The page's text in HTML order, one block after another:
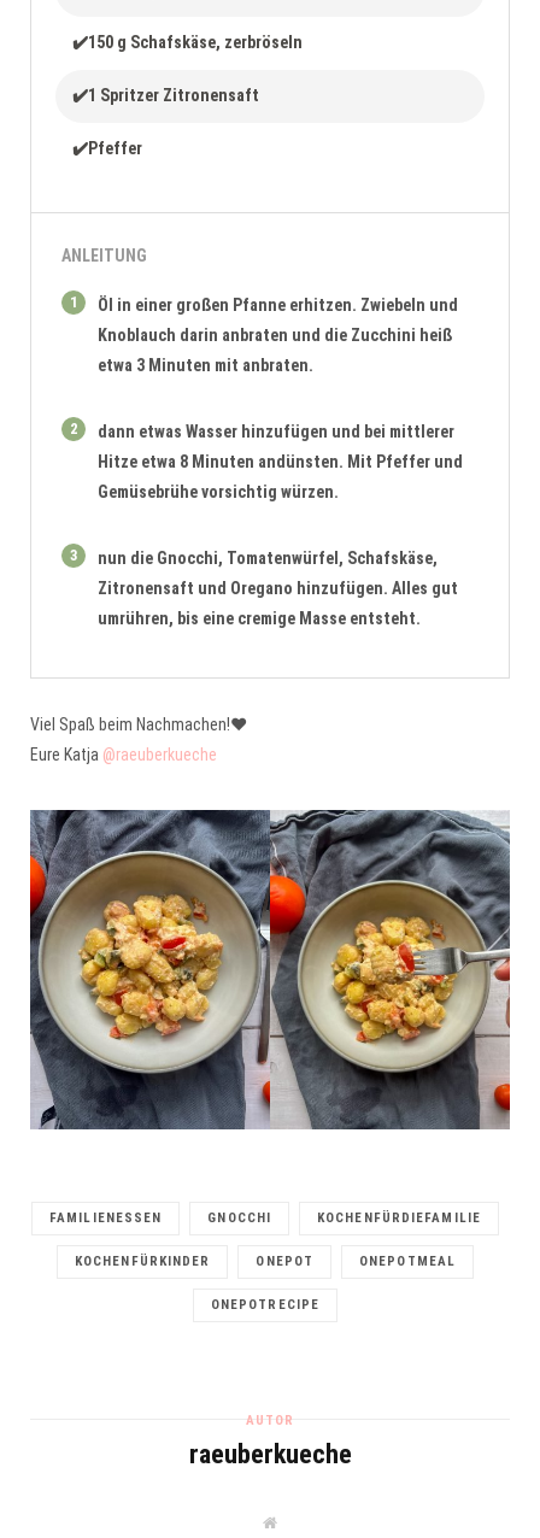
✔️150 g Schafskäse, zerbröseln
✔️1 Spritzer Zitronensaft
✔️Pfeffer
ANLEITUNG
1
Öl in einer großen Pfanne erhitzen. Zwiebeln und
Knoblauch darin anbraten und die Zucchini heiß
etwa 3 Minuten mit anbraten.
2
dann etwas Wasser hinzufügen und bei mittlerer
Hitze etwa 8 Minuten andünsten. Mit Pfeffer und
Gemüsebrühe vorsichtig würzen.
3
nun die Gnocchi, Tomatenwürfel, Schafskäse,
Zitronensaft und Oregano hinzufügen. Alles gut
umrühren, bis eine cremige Masse entsteht.
Viel Spaß beim Nachmachen!❤️
Eure Katja @raeuberkueche
FAMILIENESSEN GNOCCHI KOCHENFÜRDIEFAMILIE
KOCHENFÜRKINDER ONEPOT ONEPOTMEAL
ONEPOTRECIPE
AUTOR
raeuberkueche
W